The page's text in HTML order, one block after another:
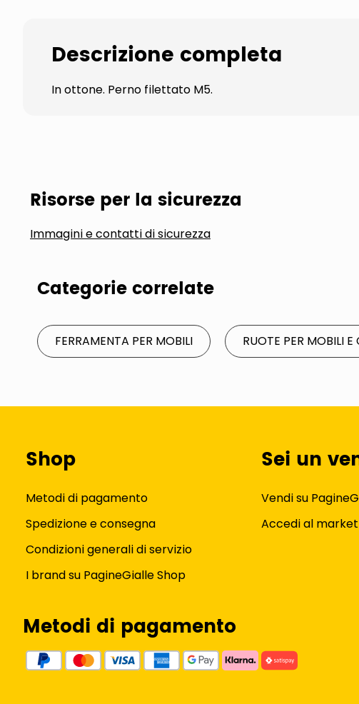
Descrizione completa
In ottone. Perno filettato M5.
Risorse per la sicurezza
Immagini e contatti di sicurezza
Categorie correlate
FERRAMENTA PER MOBILI RUOTE PER MOBILI E
Shop
Metodi di pagamento
Spedizione e consegna
Condizioni generali di servizio
I brand su PagineGialle Shop
Sei un
Vendi su
Accedi al
Metodi di pagamento